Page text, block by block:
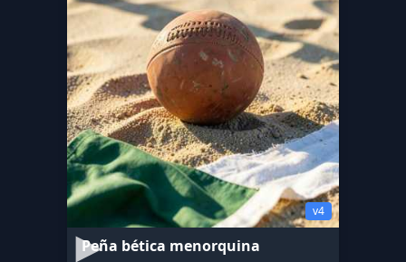
v4
Peña bética menorquina